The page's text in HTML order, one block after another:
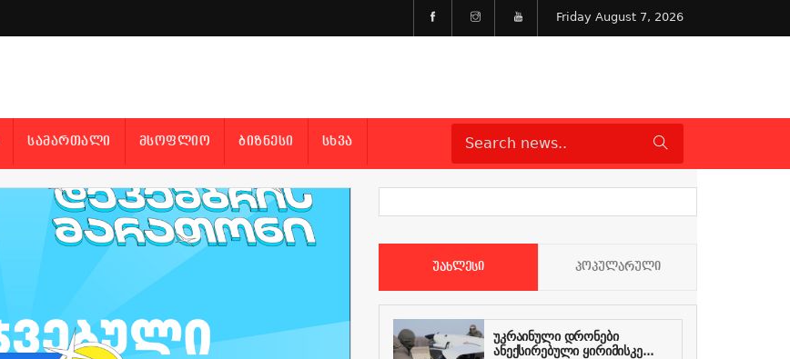
Friday August 7, 2026
ᲡᲐᲛᲐᲠᲗᲐᲚᲘ ᲛᲡᲝᲤᲚᲘᲝ ᲑᲘᲖᲜᲔᲡᲘ ᲡᲮᲕᲐ
ᲣᲐᲮᲚᲔᲡᲘ ᲞᲝᲞᲣᲚᲐᲠᲣᲚᲘ
უკრაინული დრონები
ანექსირებული ყირიმისკე...